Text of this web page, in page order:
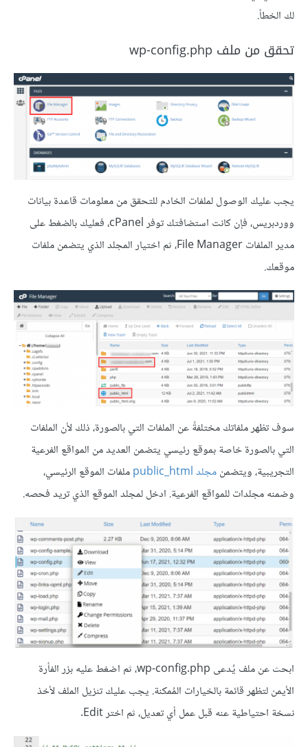
لك الخطأ.
تحقق من ملف wp-config.php
يجب عليك الوصول لملفات الخادم للتحقق من معلومات قاعدة بيانات
ووردبريس، فإن كانت استضافتك توفر cPanel، فعليك بالضغط على
مدير الملفات File Manager، ثم اختيار المجلد الذي يتضمن ملفات
موقعك.
سوف تظهر ملفاتك مختلفةً عن الملفات التي بالصورة، ذلك لأن الملفات
التي بالصورة خاصة بموقع رئيسي يتضمن العديد من المواقع الفرعية
التجريبية، ويتضمنمجلد public_html
ملفات الموقع الرئيسي،
وضمنه مجلدات للمواقع الفرعية. ادخل لمجلد الموقع الذي تريد فحصه.
ابحث عن ملف يُدعى wp-config.php، ثم اضغط عليه بزر الفأرة
الأيمن لتظهر قائمة بالخيارات المُمكنة. يجب عليك تنزيل الملف لأخذ
نسخة احتياطية عنه قبل عمل أي تعديل، ثم اختر Edit.